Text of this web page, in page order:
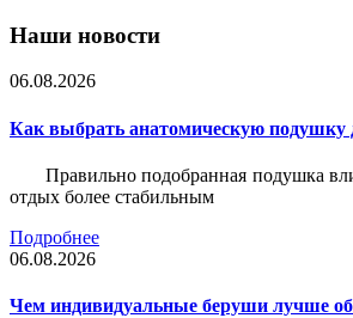
Наши новости
06.08.2026
Как выбрать анатомическую подушку
Правильно подобранная подушка
отдых более стабильным
Подробнее
06.08.2026
Чем индивидуальные беруши лучше